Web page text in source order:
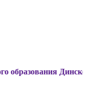
Динской район